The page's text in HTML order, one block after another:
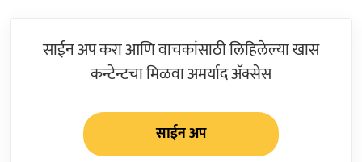
साईन अप करा आणि वाचकांसाठी लिहिलेल्या खास
कन्टेन्टचा मिळवा अमर्याद ॲक्सेस
साईन अप